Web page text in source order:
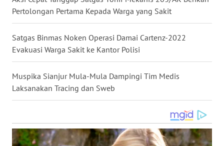
Pertolongan Pertama Kepada Warga yang Sakit
Satgas Binmas Noken Operasi Damai Cartenz-2022
Evakuasi Warga Sakit ke Kantor Polisi
Muspika Sianjur Mula-Mula Dampingi Tim Medis
Laksanakan Tracing dan Sweb
WN
WN
WN
BALI
KALBAR